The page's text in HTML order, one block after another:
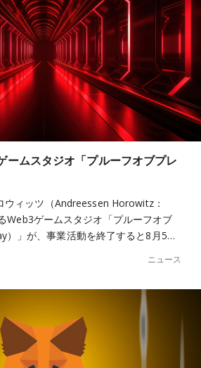
ームスタジオ「プルーフオブプレ
ウィッツ（Andreessen Horowitz：
Web3ゲームスタジオ「プルーフオブ
）」が、事業活動を終了すると8月5…
ニュース